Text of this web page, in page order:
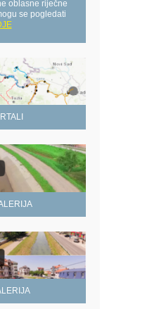
oblasne riječne
se pogledati